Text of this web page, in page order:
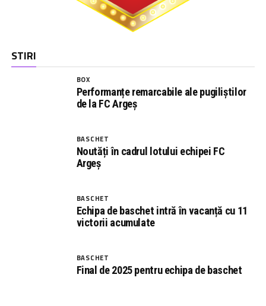
STIRI
BOX
Performanțe remarcabile ale pugiliștilor
de la FC Argeș
BASCHET
Noutăți în cadrul lotului echipei FC
Argeș
BASCHET
Echipa de baschet intră în vacanță cu 11
victorii acumulate
BASCHET
Final de 2025 pentru echipa de baschet